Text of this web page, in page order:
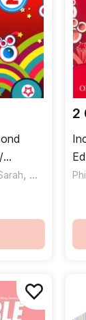
, Morgan
2